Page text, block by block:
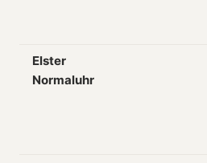
Elster
Normaluhr